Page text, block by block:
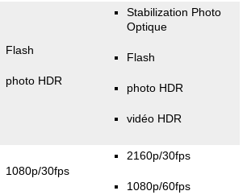
Flash
photo HDR
Stabilization Photo
Optique
Flash
photo HDR
vidéo HDR
1080p/30fps
2160p/30fps
1080p/60fps